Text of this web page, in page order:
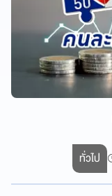
ทั่วไป